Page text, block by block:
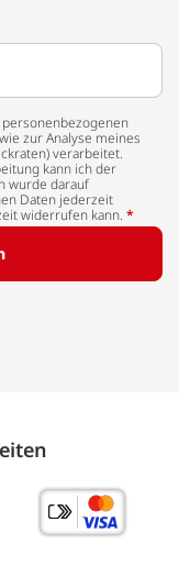
zur Analyse meines
verarbeitet.
kann ich der
wurde darauf
Daten jederzeit
widerrufen kann. *